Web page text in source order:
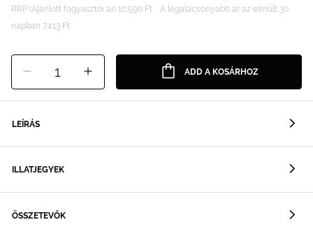
RRP (Ajánlott fogyasztói ár) 10.590 Ft
A legalacsonyabb ár az elmúlt 30
napban 7.413 Ft
1 ADD A KOSÁRHOZ
LEÍRÁS
ILLATJEGYEK
ÖSSZETEVŐK